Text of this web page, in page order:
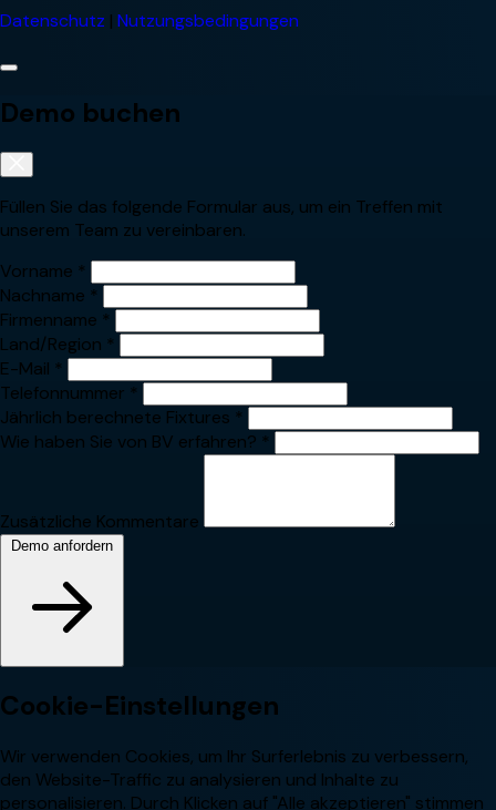
Datenschutz | Nutzungsbedingungen
Demo buchen
Füllen Sie das folgende Formular aus, um ein Treffen mit
unserem Team zu vereinbaren.
Vorname *
Nachname *
Firmenname *
Land/Region *
E-Mail *
Telefonnummer *
Jährlich berechnete Fixtures *
Wie haben Sie von BV erfahren? *
Zusätzliche Kommentare
Demo anfordern
Cookie-Einstellungen
Wir verwenden Cookies, um Ihr Surferlebnis zu verbessern,
den Website-Traffic zu analysieren und Inhalte zu
personalisieren. Durch Klicken auf "Alle akzeptieren" stimmen